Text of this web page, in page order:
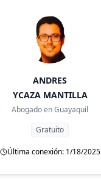
ANDRES
YCAZA MANTILLA
Abogado enGuayaquil
Gratuito
Última conexión: 1/18/2025